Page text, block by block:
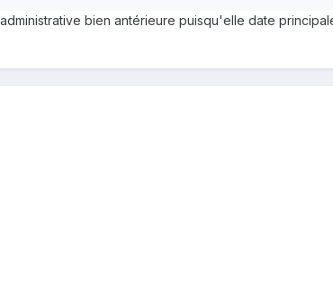
bien antérieure puisqu'elle date